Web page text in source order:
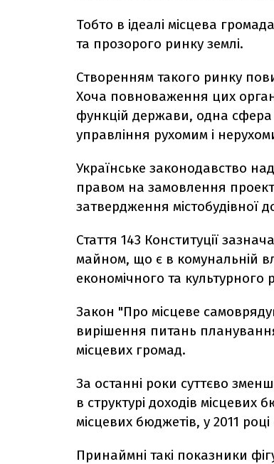
Тобто в ідеалі місцева
та прозорого ринку землі.
Створенням такого ринку
Хоча повноваження цих
функцій держави, одна
управління рухомим і
Українське законодавство
правом на замовлення
затвердження містобудівної
Стаття 143 Конституції
майном, що є в комунальній
економічного та
Закон "Про місцеве
вирішення питань
місцевих громад.
За останні роки суттєво
в структурі доходів місцевих
місцевих бюджетів, у 2011 році
Принаймні такі показники